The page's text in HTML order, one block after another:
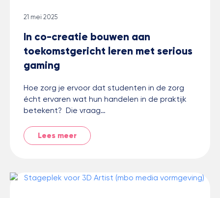
In co-creatie bouwen aan
toekomstgericht leren met serious
gaming
21 mei 2025
Hoe zorg je ervoor dat studenten in de zorg
écht ervaren wat hun handelen in de praktijk
betekent? Die vraag…
Lees meer